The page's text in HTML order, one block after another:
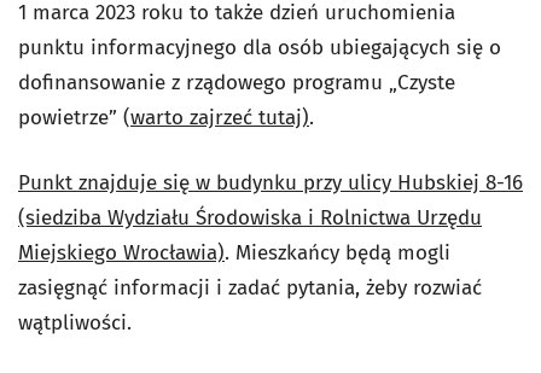
1 marca 2023 roku to także dzień uruchomienia
punktu informacyjnego dla osób ubiegających się o
dofinansowanie z rządowego programu „Czyste
powietrze” (warto zajrzeć tutaj).
Punkt znajduje się w budynku przy ulicy Hubskiej 8-16
(siedziba Wydziału Środowiska i Rolnictwa Urzędu
Miejskiego Wrocławia). Mieszkańcy będą mogli
zasięgnąć informacji i zadać pytania, żeby rozwiać
wątpliwości.